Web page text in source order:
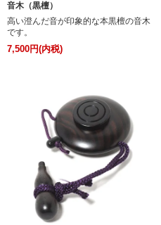
音木（黒檀）
高い澄んだ音が印象的な本黒檀の音木
です。
7,500円(内税)